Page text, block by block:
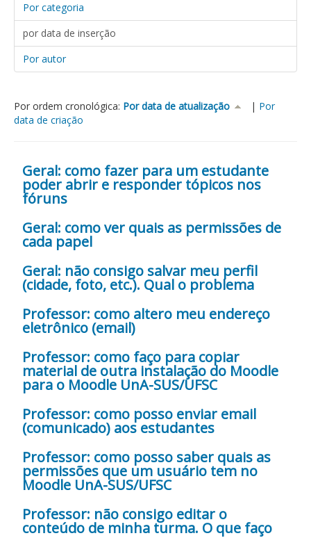
Por categoria
por data de inserção
Por autor
Por ordem cronológica: Por data de atualização | Por
data de criação
Geral: como fazer para um estudante
poder abrir e responder tópicos nos
fóruns
Geral: como ver quais as permissões de
cada papel
Geral: não consigo salvar meu perfil
(cidade, foto, etc.). Qual o problema
Professor: como altero meu endereço
eletrônico (email)
Professor: como faço para copiar
material de outra instalação do Moodle
para o Moodle UnA-SUS/UFSC
Professor: como posso enviar email
(comunicado) aos estudantes
Professor: como posso saber quais as
permissões que um usuário tem no
Moodle UnA-SUS/UFSC
Professor: não consigo editar o
conteúdo de minha turma. O que faço